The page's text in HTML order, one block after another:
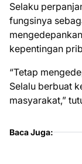
Selaku
fungsinya
kepentingan
“Tetap
Selalu berbuat
masyarakat,”
Baca Juga: